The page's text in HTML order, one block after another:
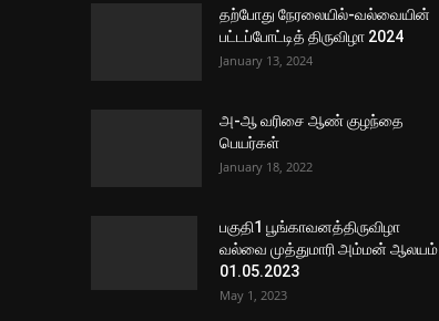
தற்போது நேரலையில்-வல்வையின்
பட்டப்போட்டித் திருவிழா 2024
January 13, 2024
அ-ஆ வரிசை ஆண் குழந்தை
பெயர்கள்
January 18, 2022
பகுதி1 பூங்காவனத்திருவிழா
வல்வை முத்துமாரி அம்மன் ஆலயம்
01.05.2023
May 1, 2023